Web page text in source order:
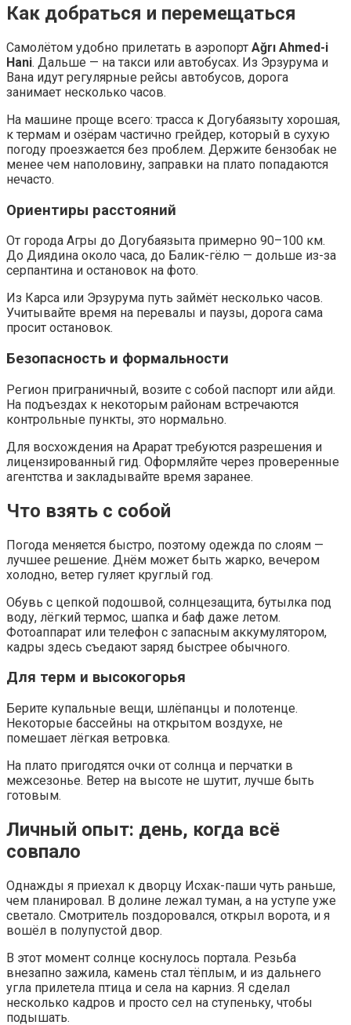
Как добраться и перемещаться
Самолётом удобно прилетать в аэропорт Ağrı Ahmed-i
Hani. Дальше — на такси или автобусах. Из Эрзурума и
Вана идут регулярные рейсы автобусов, дорога
занимает несколько часов.
На машине проще всего: трасса к Догубаязыту хорошая,
к термам и озёрам частично грейдер, который в сухую
погоду проезжается без проблем. Держите бензобак не
менее чем наполовину, заправки на плато попадаются
нечасто.
Ориентиры расстояний
От города Агры до Догубаязыта примерно 90–100 км.
До Диядина около часа, до Балик-гёлю — дольше из-за
серпантина и остановок на фото.
Из Карса или Эрзурума путь займёт несколько часов.
Учитывайте время на перевалы и паузы, дорога сама
просит остановок.
Безопасность и формальности
Регион приграничный, возите с собой паспорт или айди.
На подъездах к некоторым районам встречаются
контрольные пункты, это нормально.
Для восхождения на Арарат требуются разрешения и
лицензированный гид. Оформляйте через проверенные
агентства и закладывайте время заранее.
Что взять с собой
Погода меняется быстро, поэтому одежда по слоям —
лучшее решение. Днём может быть жарко, вечером
холодно, ветер гуляет круглый год.
Обувь с цепкой подошвой, солнцезащита, бутылка под
воду, лёгкий термос, шапка и баф даже летом.
Фотоаппарат или телефон с запасным аккумулятором,
кадры здесь съедают заряд быстрее обычного.
Для терм и высокогорья
Берите купальные вещи, шлёпанцы и полотенце.
Некоторые бассейны на открытом воздухе, не
помешает лёгкая ветровка.
На плато пригодятся очки от солнца и перчатки в
межсезонье. Ветер на высоте не шутит, лучше быть
готовым.
Личный опыт: день, когда всё
совпало
Однажды я приехал к дворцу Исхак-паши чуть раньше,
чем планировал. В долине лежал туман, а на уступе уже
светало. Смотритель поздоровался, открыл ворота, и я
вошёл в полупустой двор.
В этот момент солнце коснулось портала. Резьба
внезапно зажила, камень стал тёплым, и из дальнего
угла прилетела птица и села на карниз. Я сделал
несколько кадров и просто сел на ступеньку, чтобы
подышать.